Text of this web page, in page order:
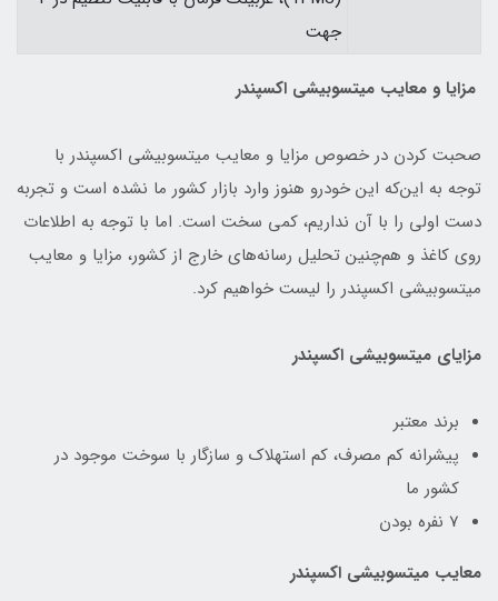
جهت
مزایا و معایب میتسوبیشی اکسپندر
صحبت کردن در خصوص مزایا و معایب میتسوبیشی اکسپندر با
توجه به این‌که این خودرو هنوز وارد بازار کشور ما نشده است و تجربه
دست اولی را با آن نداریم، کمی سخت است. اما با توجه به اطلاعات
روی کاغذ و هم‌چنین تحلیل رسانه‌های خارج از کشور، مزایا و معایب
میتسوبیشی اکسپندر را لیست خواهیم کرد.
مزایای میتسوبیشی اکسپندر
برند معتبر
پیشرانه کم مصرف، کم استهلاک و سازگار با سوخت موجود در
کشور ما
7 نفره بودن
معایب میتسوبیشی اکسپندر